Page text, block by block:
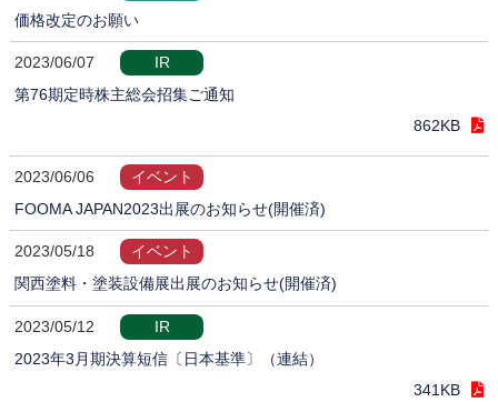
価格改定のお願い
2023/06/07
IR
第76期定時株主総会招集ご通知
862KB
2023/06/06
イベント
FOOMA JAPAN2023出展のお知らせ(開催済)
2023/05/18
イベント
関西塗料・塗装設備展出展のお知らせ(開催済)
2023/05/12
IR
2023年3月期決算短信〔日本基準〕（連結）
341KB